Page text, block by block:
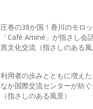
圧巻の38か国！香川のモロ
「Café Aminé」が指さし会
異文化交流（指さしのある風
利用者の歩みとともに増え
なか国際交流センターが紡
（指さしのある風景）